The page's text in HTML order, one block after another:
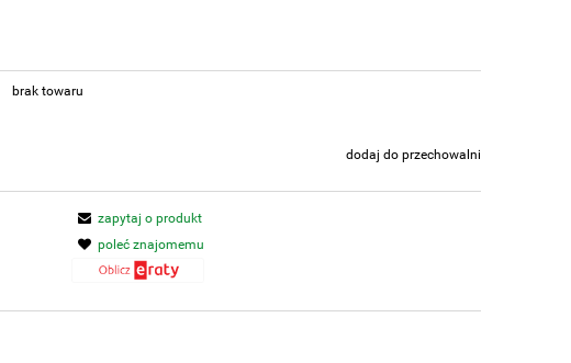
brak towaru
dodaj do przechowalni
zapytaj o produkt
poleć znajomemu